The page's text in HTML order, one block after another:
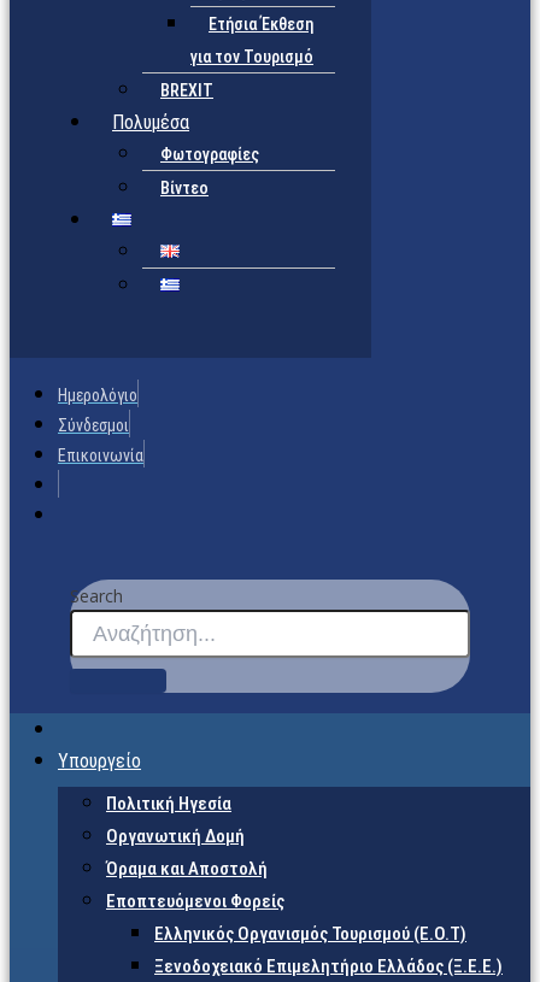
Ετήσια Έκθεση
για τον Τουρισμό
BREXIT
Πολυμέσα
Φωτογραφίες
Βίντεο
Ημερολόγιο
Σύνδεσμοι
Επικοινωνία
Search
Υπουργείο
Πολιτική Ηγεσία
Οργανωτική Δομή
Όραμα και Αποστολή
Εποπτευόμενοι Φορείς
Eλληνικός Οργανισμός Τουρισμού (Ε.Ο.Τ)
Ξενοδοχειακό Επιμελητήριο Ελλάδος (Ξ.Ε.Ε.)